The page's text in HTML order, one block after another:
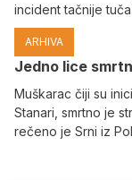
incident tačnije
ARHIVA
Јedno lice
Muškarac čiji su
Stanari, smrtno je
rečeno je Srni iz